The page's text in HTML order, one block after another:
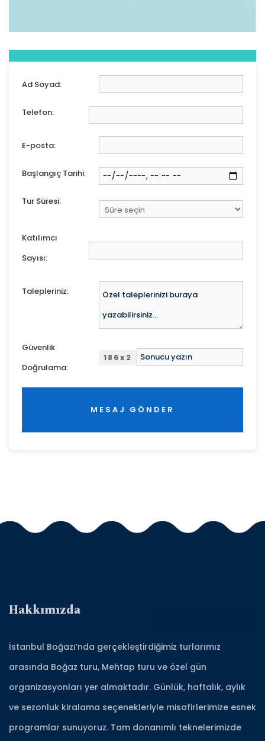
Ad Soyad:
Telefon:
E-posta:
Başlangıç Tarihi:
Tur Süresi:
Katılımcı
Sayısı:
Talepleriniz:
Güvenlik
Doğrulama:
186x2
MESAJ GÖNDER
Hakkımızda
İstanbul Boğazı’nda gerçekleştirdiğimiz turlarımız
arasında Boğaz turu, Mehtap turu ve özel gün
organizasyonları yer almaktadır. Günlük, haftalık, aylık
ve sezonluk kiralama seçenekleriyle misafirlerimize esnek
programlar sunuyoruz. Tam donanımlı teknelerimizde